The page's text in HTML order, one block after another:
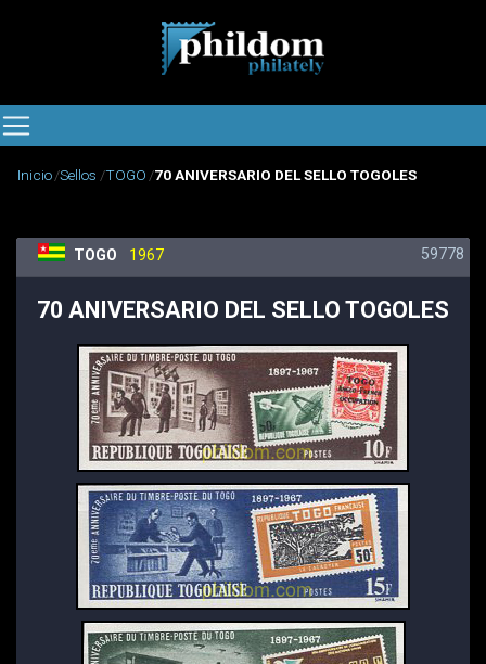
Inicio Sellos TOGO 70 ANIVERSARIO DEL SELLO TOGOLES
TOGO 1967 59778
70 ANIVERSARIO DEL SELLO TOGOLES